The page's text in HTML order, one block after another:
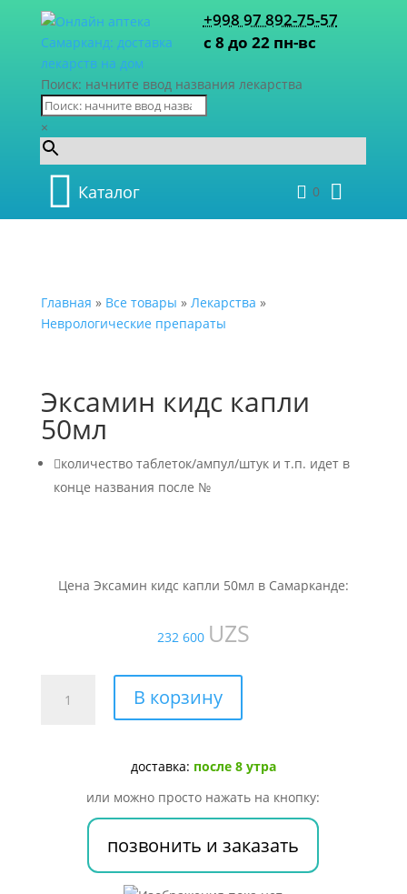
+998 97 892-75-57
с 8 до 22 пн-вс
Поиск: начните ввод названия лекарства
×
Каталог 0
Главная » Все товары » Лекарства »
Неврологические препараты
Эксамин кидс капли
50мл
количество таблеток/ампул/штук и т.п. идет в
конце названия после №
Цена Эксамин кидс капли 50мл в Самарканде:
232 600 UZS
товара
В корзину
доставка: после 8 утра
или можно просто нажать на кнопку:
позвонить и заказать